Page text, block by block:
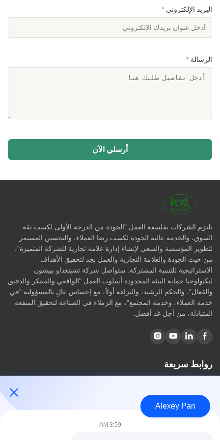
البريد الإلكتروني *
الرسالة *
أرسلي الآن
تلتزم الشركات بفلسفة العمل "الجودة من الدرجة الأولى لكسب ثقة
السوق، والخدمة عالية الجودة لكسب رضا العملاء، والتحسين المستمر
لتطوير المؤسسة والسعي لإنشاء إدارة علامة تجارية للشركة المتميزة"،
من حيث الجودة والعلامة التجارية والعمل بجد لتحقيق الأهداف
الاستراتيجية للتنمية المشتركة. ستواصل شركة تشينغداو بييشون
لتكنولوجيا حماية البيئة المحدودة أسلوب العمل "الواقعي والمبتكر والدقيق
والفعال"، والحكم الرشيد، والنزاهة أولاً، مع إحساس عالٍ بالمسؤولية "في
خدمة العملاء، وخدمة المجتمع"، مع الزملاء في الصناعة لتحقيق المنفعة
المتبادلة، من أجل غد أفضل.
روابط سريعة
معلومات عنا
المنتجات
اتصل بنا
Alexey Pan
3:59 AM